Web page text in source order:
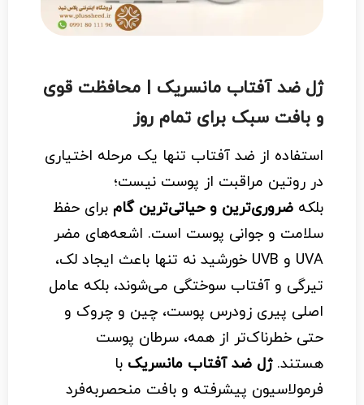
ژل ضد آفتاب مانسریک | محافظت قوی
و بافت سبک برای تمام روز
استفاده از ضد آفتاب تنها یک مرحله اختیاری
در روتین مراقبت از پوست نیست؛
بلکه ضروری‌ترین و حیاتی‌ترین گام برای حفظ
سلامت و جوانی پوست است. اشعه‌های مضر
UVA و UVB خورشید نه تنها باعث ایجاد لک،
تیرگی و آفتاب سوختگی می‌شوند، بلکه عامل
اصلی پیری زودرس پوست، چین و چروک و
حتی خطرناک‌تر از همه، سرطان پوست
هستند.ژل ضد آفتاب مانسریک با
فرمولاسیون پیشرفته و بافت منحصربه‌فرد